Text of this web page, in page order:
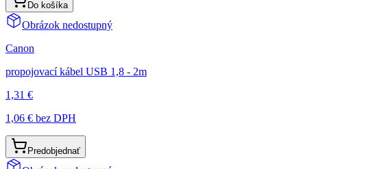
Do košíka
Obrázok nedostupný
Canon
propojovací kábel USB 1,8 - 2m
1,31 €
1,06 € bez DPH
Predobjednať